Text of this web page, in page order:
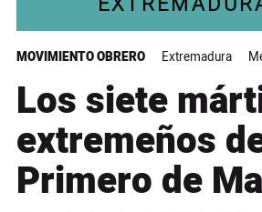
MOVIMIENTO OBRERO Extremadura
Los siete
extremeños
Primero de